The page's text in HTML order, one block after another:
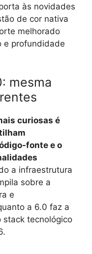
às novidades
de cor nativa
melhorado
e profundidade
mesma
curiosas é
fonte e o
a infraestrutura
sobre a
e
a 6.0 faz a
stack tecnológico